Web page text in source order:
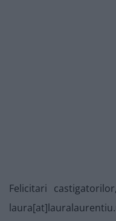
Felicitari